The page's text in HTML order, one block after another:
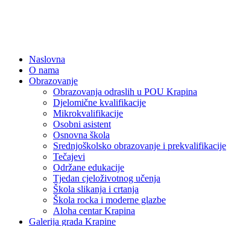
Naslovna
O nama
Obrazovanje
Obrazovanja odraslih u POU Krapina
Djelomične kvalifikacije
Mikrokvalifikacije
Osobni asistent
Osnovna škola
Srednjoškolsko obrazovanje i prekvalifikacije
Tečajevi
Održane edukacije
Tjedan cjeloživotnog učenja
Škola slikanja i crtanja
Škola rocka i moderne glazbe
Aloha centar Krapina
Galerija grada Krapine